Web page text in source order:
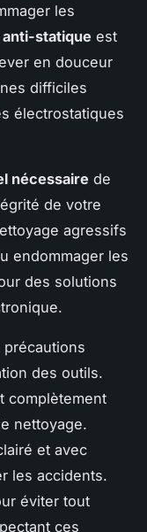
les
anti-statique est
en douceur
difficiles
électrostatiques
nécessaire de
de votre
agressifs
endommager les
des solutions
des outils.
complètement
nettoyage.
et avec
les accidents.
éviter tout
ces